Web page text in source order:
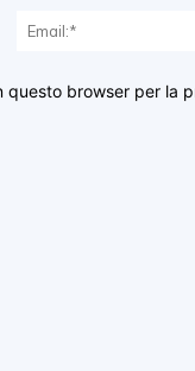
Nome:*
questo browser per la